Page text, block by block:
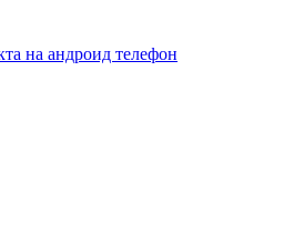
на андроид телефон